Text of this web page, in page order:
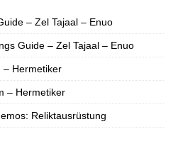
– Zel Tajaal – Enuo
Guide – Zel Tajaal – Enuo
– Hermetiker
– Hermetiker
Reliktausrüstung